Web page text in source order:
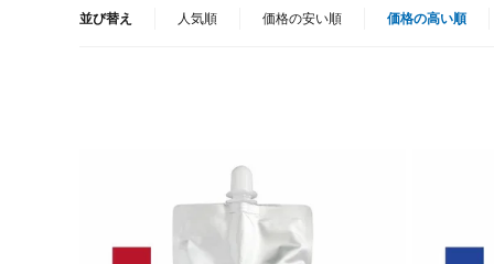
並び替え 人気順 価格の安い順 価格の高い順